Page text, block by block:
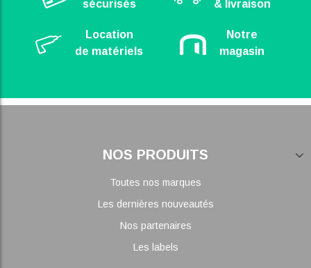
sécurisés
& livraison
Location
de matériels
Notre
magasin
NOS PRODUITS
Toutes nos marques
Les dernières nouveautés
Nos partenaires
Les labels